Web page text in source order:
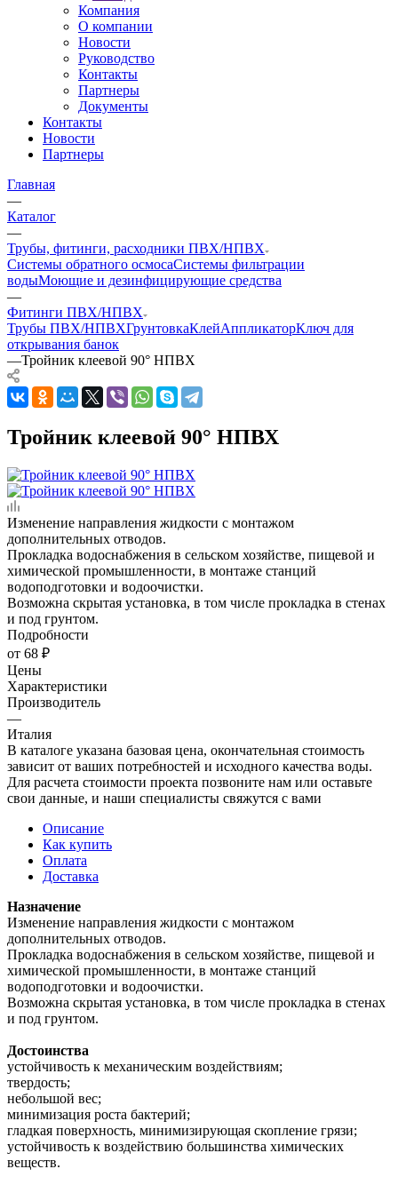
Компания
О компании
Новости
Руководство
Контакты
Партнеры
Документы
Контакты
Новости
Партнеры
Главная
—
Каталог
—
Трубы, фитинги, расходники ПВХ/НПВХ
Системы обратного осмосаСистемы фильтрации
водыМоющие и дезинфицирующие средства
—
Фитинги ПВХ/НПВХ
Трубы ПВХ/НПВХГрунтовкаКлейАппликаторКлюч для
открывания банок
—Тройник клеевой 90° НПВХ
Тройник клеевой 90° НПВХ
Изменение направления жидкости с монтажом
дополнительных отводов.
Прокладка водоснабжения в сельском хозяйстве, пищевой и
химической промышленности, в монтаже станций
водоподготовки и водоочистки.
Возможна скрытая установка, в том числе прокладка в стенах
и под грунтом.
Подробности
от 68 ₽
Цены
Характеристики
Производитель
—
Италия
В каталоге указана базовая цена, окончательная стоимость
зависит от ваших потребностей и исходного качества воды.
Для расчета стоимости проекта позвоните нам или оставьте
свои данные, и наши специалисты свяжутся с вами
Описание
Как купить
Оплата
Доставка
Назначение
Изменение направления жидкости с монтажом
дополнительных отводов.
Прокладка водоснабжения в сельском хозяйстве, пищевой и
химической промышленности, в монтаже станций
водоподготовки и водоочистки.
Возможна скрытая установка, в том числе прокладка в стенах
и под грунтом.
Достоинства
устойчивость к механическим воздействиям;
твердость;
небольшой вес;
минимизация роста бактерий;
гладкая поверхность, минимизирующая скопление грязи;
устойчивость к воздействию большинства химических
веществ.